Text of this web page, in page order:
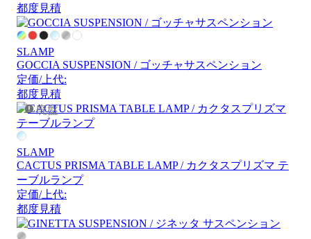
都度見積
SLAMP
GOCCIA SUSPENSION / ゴッチャサスペンション
定価/上代:
都度見積
廃盤
SLAMP
CACTUS PRISMA TABLE LAMP / カクタスプリズマ テ
ーブルランプ
定価/上代:
都度見積